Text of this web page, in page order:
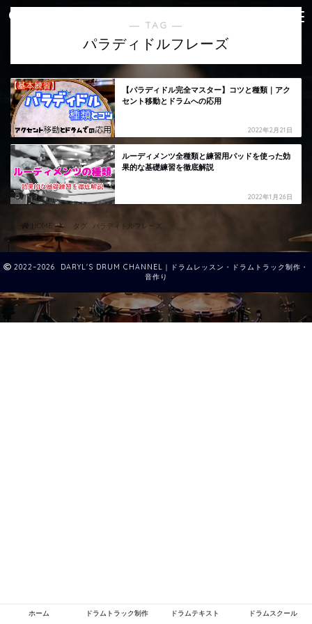
― TAG ―
パラディドルフレーズ
【パラディドル完全マスター】コツと種類｜アク
セント移動とドラムへの応用
2022年2月21日
ルーディメンツ全種類と練習用パッドを使った効
果的な基礎練習を徹底解説
2022年1月26日
HOME タグ : パラディドルフレーズ
2022–2026 DARYL'S DRUM CHANNEL｜ドラムレッスン・ドラムトラック制作・
音作り
ホーム ドラムトラック制作 ドラムテキスト ドラムスクール